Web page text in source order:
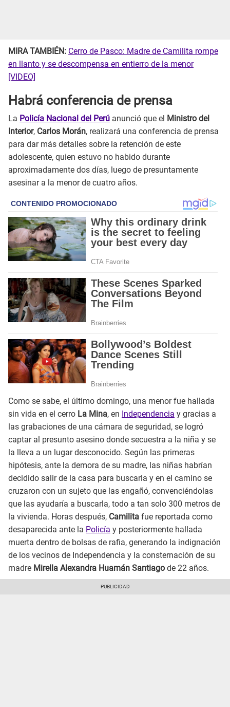
MIRA TAMBIÉN: Cerro de Pasco: Madre de Camilita rompe
en llanto y se descompensa en entierro de la menor
[VIDEO]
Habrá conferencia de prensa
La Policía Nacional del Perú anunció que el Ministro del
Interior, Carlos Morán, realizará una conferencia de prensa
para dar más detalles sobre la retención de este
adolescente, quien estuvo no habido durante
aproximadamente dos días, luego de presuntamente
asesinar a la menor de cuatro años.
Como se sabe, el último domingo, una menor fue hallada
sin vida en el cerro La Mina, en Independencia y gracias a
las grabaciones de una cámara de seguridad, se logró
captar al presunto asesino donde secuestra a la niña y se
la lleva a un lugar desconocido. Según las primeras
hipótesis, ante la demora de su madre, las niñas habrían
decidido salir de la casa para buscarla y en el camino se
cruzaron con un sujeto que las engañó, convenciéndolas
que las ayudaría a buscarla, todo a tan solo 300 metros de
la vivienda. Horas después, Camilita fue reportada como
desaparecida ante la Policía y posteriormente hallada
muerta dentro de bolsas de rafia, generando la indignación
de los vecinos de Independencia y la consternación de su
madre Mirella Alexandra Huamán Santiago de 22 años.